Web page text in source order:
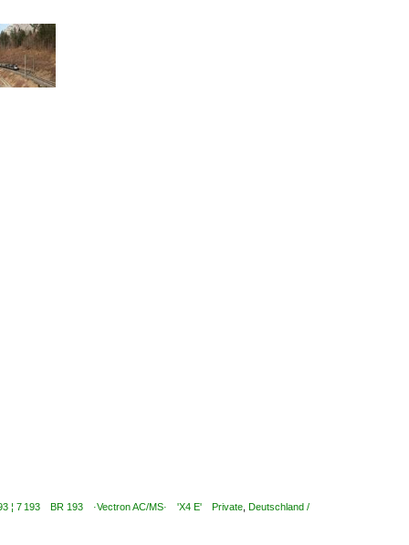
¦ 7 193 BR 193 ·Vectron AC/MS· 'X4 E' Private Deutschland /